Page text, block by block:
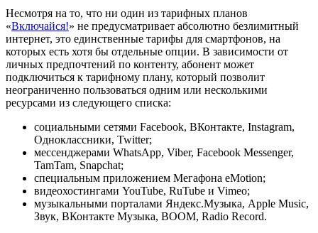
Несмотря на то, что ни один из тарифных планов
«Включайся!» не предусматривает абсолютно безлимитный
интернет, это единственные тарифы для смартфонов, на
которых есть хотя бы отдельные опции. В зависимости от
личных предпочтений по контенту, абонент может
подключиться к тарифному плану, который позволит
неограниченно пользоваться одним или несколькими
ресурсами из следующего списка:
социальными сетями Facebook, ВКонтакте, Instagram,
Одноклассники, Twitter;
мессенджерами WhatsApp, Viber, Facebook Messenger,
TamTam, Snapchat;
специальным приложением Мегафона eMotion;
видеохостингами YouTube, RuTube и Vimeo;
музыкальными порталами Яндекс.Музыка, Apple Music,
Звук, ВКонтакте Музыка, BOOM, Radio Record.